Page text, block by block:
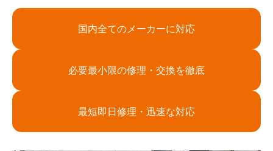
国内全てのメーカーに対応
必要最小限の修理・交換を徹底
最短即日修理・迅速な対応